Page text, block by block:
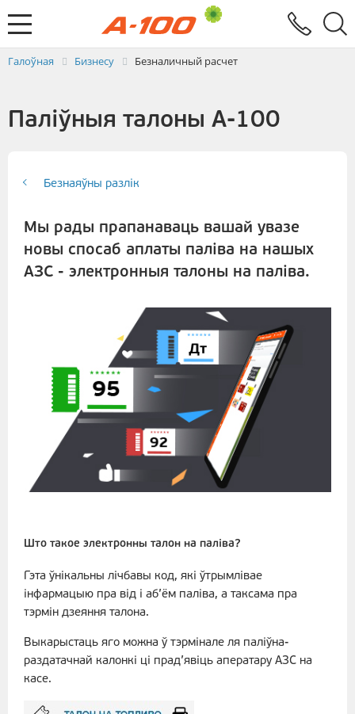
Зваротная сувязь
Паслугi
Заяўка на выстаўленне ЭРФ
Галоўная Бизнесу Безналичный расчет
Паліўныя талоны А-100
Безнаяўны разлік
Мы рады прапанаваць вашай увазе
новы спосаб аплаты паліва на нашых
АЗС - электронныя талоны на паліва.
Што такое электронны талон на паліва?
Гэта ўнікальны лічбавы код, які ўтрымлівае
інфармацыю пра від і аб’ём паліва, а таксама пра
тэрмін дзеяння талона.
Выкарыстаць яго можна ў тэрмінале ля паліўна-
раздатачнай калонкі ці прад’явіць аператару АЗС на
касе.